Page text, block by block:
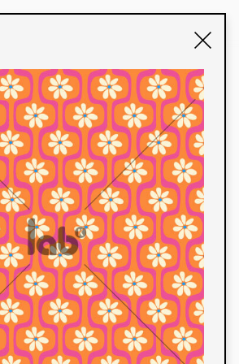
expressar nossa identidade
de nossos tecidos e estampas
trabalhando em colaboração
e dando vida aos seus
Nossa extensa linha de
para diferentes mercados.
tecidos ecológicos e
podem ser acabados em
ou impressão digital.